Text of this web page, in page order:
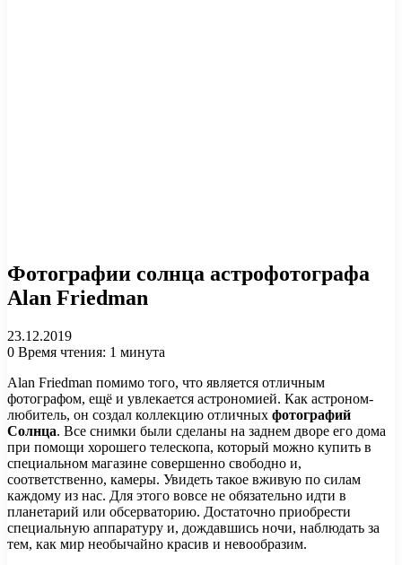
Фотографии солнца астрофотографа
Alan Friedman
23.12.2019
0 Время чтения: 1 минута
Alan Friedman помимо того, что является отличным
фотографом, ещё и увлекается астрономией. Как астроном-
любитель, он создал коллекцию отличных фотографий
Солнца. Все снимки были сделаны на заднем дворе его дома
при помощи хорошего телескопа, который можно купить в
специальном магазине совершенно свободно и,
соответственно, камеры. Увидеть такое вживую по силам
каждому из нас. Для этого вовсе не обязательно идти в
планетарий или обсерваторию. Достаточно приобрести
специальную аппаратуру и, дождавшись ночи, наблюдать за
тем, как мир необычайно красив и невообразим.